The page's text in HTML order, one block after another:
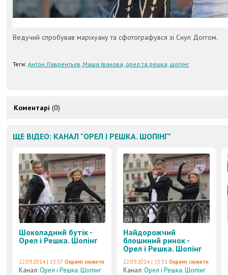
Ведучий спробував маріхуану та сфотографувся зі Снуп Доггом.
Теги: Антон Лаврентьєв, Маша Івакова, орел та решка, шопінг
Коментарі (0)
ЩЕ ВІДЕО: КАНАЛ "ОРЕЛ І РЕШКА. ШОПІНГ"
Шоколадний бутік -
Орел і Решка. Шопінг
22.09.2014 | 13:37 Окремі сюжети
Канал:Орел і Решка. Шопінг
Найдорожчий
блошиний ринок -
Орел і Решка. Шопінг
22.09.2014 | 13:31 Окремі сюжети
Канал:Орел і Решка. Шопінг